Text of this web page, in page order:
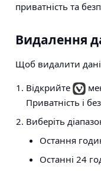
приватність та
Видалення
Щоб видалити
Відкрийте
Приватність і
Виберіть
Остання
Останні 24